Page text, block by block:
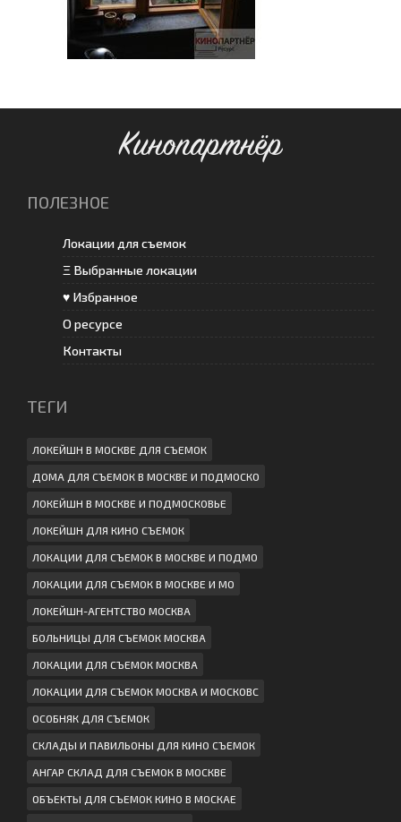
Кинопартнёр
ПОЛЕЗНОЕ
Локации для съемок
Ξ Выбранные локации
♥ Избранное
О ресурсе
Контакты
ТЕГИ
ЛОКЕЙШН В МОСКВЕ ДЛЯ СЪЕМОК
ДОМА ДЛЯ СЪЕМОК В МОСКВЕ И ПОДМОСКО
ЛОКЕЙШН В МОСКВЕ И ПОДМОСКОВЬЕ
ЛОКЕЙШН ДЛЯ КИНО СЪЕМОК
ЛОКАЦИИ ДЛЯ СЪЕМОК В МОСКВЕ И ПОДМО
ЛОКАЦИИ ДЛЯ СЪЕМОК В МОСКВЕ И МО
ЛОКЕЙШН-АГЕНТСТВО МОСКВА
БОЛЬНИЦЫ ДЛЯ СЪЕМОК МОСКВА
ЛОКАЦИИ ДЛЯ СЪЕМОК МОСКВА
ЛОКАЦИИ ДЛЯ СЪЕМОК МОСКВА И МОСКОВС
ОСОБНЯК ДЛЯ СЪЕМОК
СКЛАДЫ И ПАВИЛЬОНЫ ДЛЯ КИНО СЪЕМОК
АНГАР СКЛАД ДЛЯ СЪЕМОК В МОСКВЕ
ОБЪЕКТЫ ДЛЯ СЪЕМОК КИНО В МОСКАЕ